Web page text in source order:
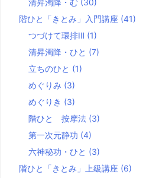
清昇濁降・む (30)
階ひと「きとみ」入門講座 (41)
つづけて環排Ⅲ (1)
清昇濁降・ひと (7)
立ちのひと (1)
めぐりみ (3)
めぐりき (3)
階ひと 按摩法 (3)
第一次元静功 (4)
六神秘功・ひと (3)
階ひと「きとみ」上級講座 (6)